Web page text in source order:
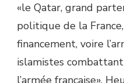
«le Qatar, grand
politique de la
financement, voire
islamistes